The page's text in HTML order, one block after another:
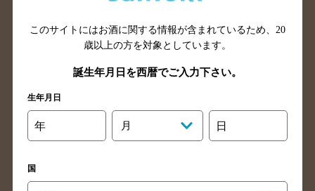
石川県のバー検索
福井県のバー検索
大阪府のバー検索
京都府のバー検索
兵庫県のバー検索
奈良県のバー検索
滋賀県のバー検索
広島県のバー検索
岡山県のバー検索
山口県のバー検索
鳥取県のバー検索
香川県のバー検索
愛媛県のバー検索
このサイトにはお酒に関する情報が含まれているため、 20
歳以上の方を対象としています。
誕生年月日を西暦でご入力下さい。
生年月日
年 月 日
国